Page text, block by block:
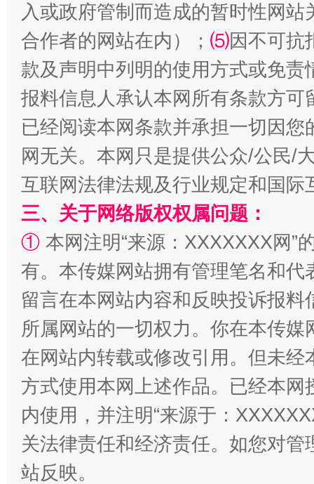
揭批美国五大"原罪" "炒
站台名比不上好声名
入或政府管制而造成的暂时性网
合作者的网站在内）； ⑸因不可抗
款及声明中列明的使用方式或免责
报料信息人承认本网所有条款方
已经阅读本网条款并承担一切因
网无关。本网只是提供公众/公民/
互联网法律法规及行业规定和国
三、关于网络版权权属问题：
① 本网注明“来源：XXXXXXX网”
有。本传媒网站拥有管理笔名和
留言在本网站内容和反映投诉报
所属网站的一切权力。你在本传
在网站内转载或修改引用。但未
方式使用本网上述作品。已经本
内使用，并注明“来源于：
关法律责任和经济责任。如您对
站反映。